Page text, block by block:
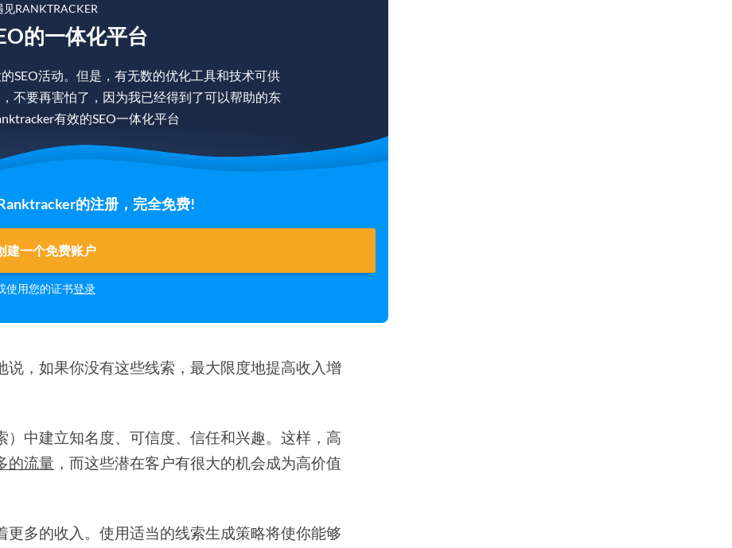
见RANKTRACKER
的一体化平台
SEO活动。但是，有无数的优化工具和技术可供
不要再害怕了，因为我已经得到了可以帮助的东
有效的SEO一体化平台
的注册，完全免费!
建一个免费账户
使用您的证书登录
，如果你没有这些线索，最大限度地提高收入增
中建立知名度、可信度、信任和兴趣。这样，高
的流量 ，而这些潜在客户有很大的机会成为高价值
多的收入。使用适当的线索生成策略将使你能够